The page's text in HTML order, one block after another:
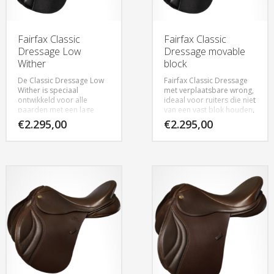
Fairfax Classic
Dressage Low
Wither
De Classic Dressage Low
Wither is speciaal
ontwikkeld voor alle
paarden met een lage
schoft, uitgevoerd met
verplaatsbare wrong.
€2.295,00
Fairfax Classic
Dressage movable
block
Fairfax Classic Dressage
met verplaatsbare wrong,
ideaal voor ruiters die niet
van een vast blok houden,
verkrijgbaar in het zwart,
in 17″ en 17,5″
€2.295,00